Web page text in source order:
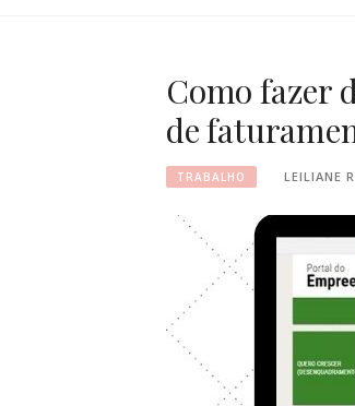
Como fazer
de
TRABALHO LEILIANE